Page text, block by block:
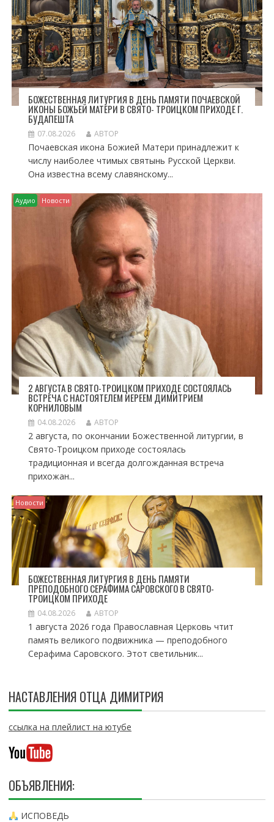
П
И
С
Я
М
БОЖЕСТВЕННАЯ ЛИТУРГИЯ В ДЕНЬ ПАМЯТИ ПОЧАЕВСКОЙ
ИКОНЫ БОЖЬЕЙ МАТЕРИ В СВЯТО- ТРОИЦКОМ ПРИХОДЕ Г.
БУДАПЕШТА
07.08.2026 АВТОР
Почаевская икона Божией Матери принадлежит к
числу наиболее чтимых святынь Русской Церкви.
Она известна всему славянскому...
Аудио Новости
2 АВГУСТА В СВЯТО-ТРОИЦКОМ ПРИХОДЕ СОСТОЯЛАСЬ
ВСТРЕЧА С НАСТОЯТЕЛЕМ ИЕРЕЕМ ДИМИТРИЕМ
КОРНИЛОВЫМ
04.08.2026 АВТОР
2 августа, по окончании Божественной литургии, в
Свято-Троицком приходе состоялась
традиционная и всегда долгожданная встреча
прихожан...
Новости
БОЖЕСТВЕННАЯ ЛИТУРГИЯ В ДЕНЬ ПАМЯТИ
ПРЕПОДОБНОГО СЕРАФИМА САРОВСКОГО В СВЯТО-
ТРОИЦКОМ ПРИХОДЕ
04.08.2026 АВТОР
1 августа 2026 года Православная Церковь чтит
память великого подвижника — преподобного
Серафима Саровского. Этот светильник...
НАСТАВЛЕНИЯ ОТЦА ДИМИТРИЯ
ссылка на плейлист на ютубе
ОБЪЯВЛЕНИЯ:
ИСПОВЕДЬ